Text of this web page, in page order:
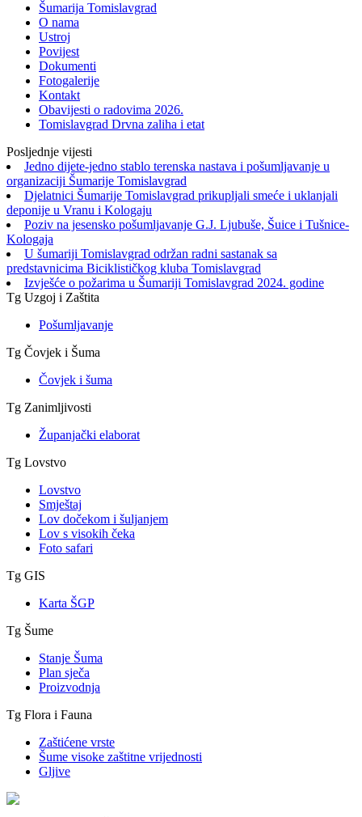
Šumarija Tomislavgrad
O nama
Ustroj
Povijest
Dokumenti
Fotogalerije
Kontakt
Obavijesti o radovima 2026.
Tomislavgrad Drvna zaliha i etat
Posljednje vijesti
Jedno dijete-jedno stablo terenska nastava i pošumljavanje u
organizaciji Šumarije Tomislavgrad
Djelatnici Šumarije Tomislavgrad prikupljali smeće i uklanjali
deponije u Vranu i Kologaju
Poziv na jesensko pošumljavanje G.J. Ljubuše, Šuice i Tušnice-
Kologaja
U šumariji Tomislavgrad održan radni sastanak sa
predstavnicima Biciklističkog kluba Tomislavgrad
Izvješće o požarima u Šumariji Tomislavgrad 2024. godine
Tg Uzgoj i Zaštita
Pošumljavanje
Tg Čovjek i Šuma
Čovjek i šuma
Tg Zanimljivosti
Županjački elaborat
Tg Lovstvo
Lovstvo
Smještaj
Lov dočekom i šuljanjem
Lov s visokih čeka
Foto safari
Tg GIS
Karta ŠGP
Tg Šume
Stanje Šuma
Plan sječa
Proizvodnja
Tg Flora i Fauna
Zaštićene vrste
Šume visoke zaštitne vrijednosti
Gljive